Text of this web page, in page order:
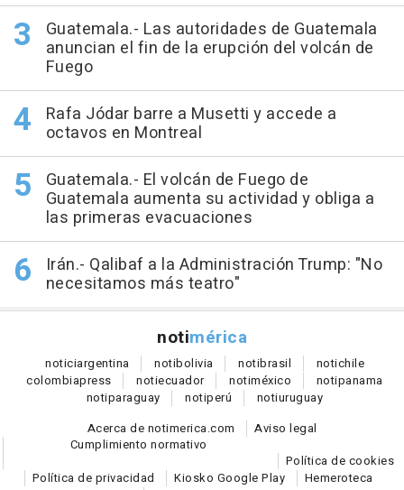
Guatemala.- Las autoridades de Guatemala
anuncian el fin de la erupción del volcán de
Fuego
Rafa Jódar barre a Musetti y accede a
octavos en Montreal
Guatemala.- El volcán de Fuego de
Guatemala aumenta su actividad y obliga a
las primeras evacuaciones
Irán.- Qalibaf a la Administración Trump: "No
necesitamos más teatro"
notimérica
noticiargentina notibolivia notibrasil notichile
colombiapress notiecuador notiméxico notipanama
notiparaguay notiperú notiuruguay
Acerca de notimerica.com
Aviso legal
Cumplimiento normativo
Política de cookies
Política de privacidad
Kiosko Google Play
Hemeroteca